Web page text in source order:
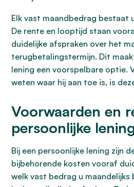
Elk vast maandbedrag bestaat
De rente en looptijd staan
duidelijke afspraken over het
terugbetalingstermijn. Dit
lening een voorspelbare optie.
weten waar hij aan toe is, is
Voorwaarden en
persoonlijke
Bij een persoonlijke lening zijn
bijbehorende kosten vooraf
welk vast bedrag u